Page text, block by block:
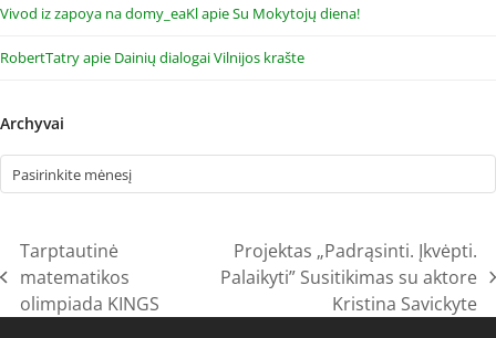
Vivod iz zapoya na domy_eaKlapieSu Mokytojų diena!
RobertTatryapie Dainių dialogai Vilnijos krašte
Archyvai
previous
post:
Tarptautinė
matematikos
olimpiada KINGS
next
post:
Projektas „Padrąsinti. Įkvėpti.
Palaikyti” Susitikimas su aktore
Kristina Savickyte